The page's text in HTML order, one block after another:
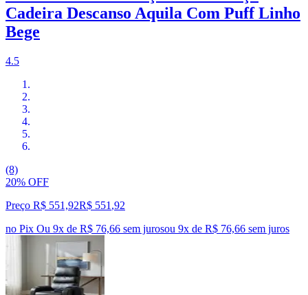
Cadeira Descanso Aquila Com Puff Linho
Bege
4.5
(8)
20% OFF
Preço R$ 551,92R$ 551 ,92
no Pix Ou 9x de R$ 76,66 sem jurosou 9x de R$ 76,66 sem juros